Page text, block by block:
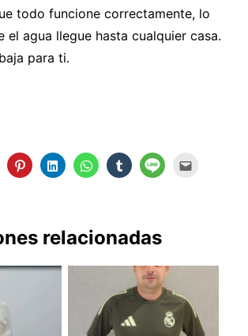
todo funcione correctamente, lo
el agua llegue hasta cualquier casa.
para ti.
relacionadas